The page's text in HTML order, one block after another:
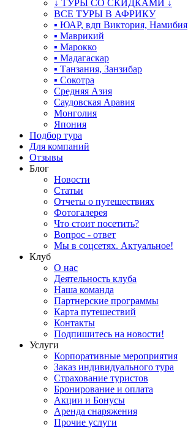
↓ ТУРЫ СО СКИДКАМИ ↓
ВСЕ ТУРЫ В АФРИКУ
▪ ЮАР, вдп Виктория, Намибия
▪ Маврикий
▪ Марокко
▪ Мадагаскар
▪ Танзания, Занзибар
▪ Сокотра
Средняя Азия
Саудовская Аравия
Монголия
Япония
Подбор тура
Для компаний
Отзывы
Блог
Новости
Статьи
Отчеты о путешествиях
Фотогалерея
Что стоит посетить?
Вопрос - ответ
Мы в соцсетях. Актуальное!
Клуб
О нас
Деятельность клуба
Наша команда
Партнерские программы
Карта путешествий
Контакты
Подпишитесь на новости!
Услуги
Корпоративные мероприятия
Заказ индивидуального тура
Страхование туристов
Бронирование и оплата
Акции и Бонусы
Аренда снаряжения
Прочие услуги